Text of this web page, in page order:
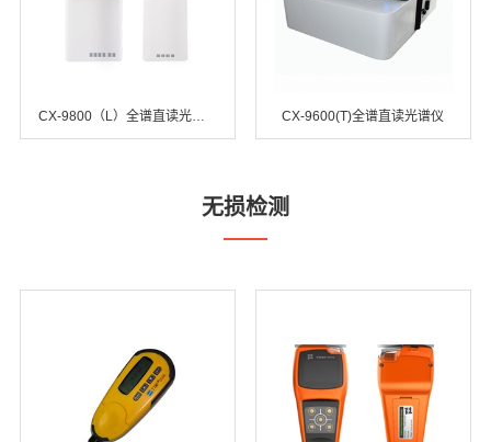
CX-9800（L）全谱直读光谱仪 CX-9600(T)全谱直读光谱仪
无损检测